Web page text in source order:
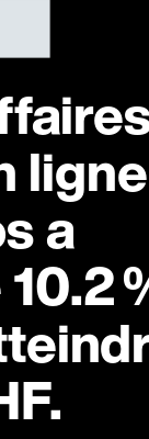
a
10.2